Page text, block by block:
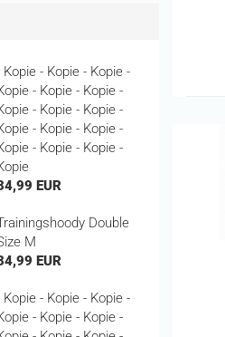
Kopie - Kopie - Kopie -
- Kopie - Kopie -
- Kopie - Kopie -
- Kopie - Kopie -
- Kopie - Kopie -
EUR
Double
M
EUR
Kopie - Kopie - Kopie -
- Kopie - Kopie -